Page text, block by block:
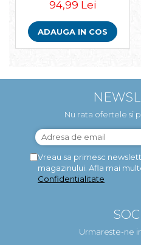
94,99 Lei
ADAUGA IN COS
Nu rata ofertele si
Vreau sa primesc
magazinului. Afla mai
Confidentialitate
Urmareste-ne